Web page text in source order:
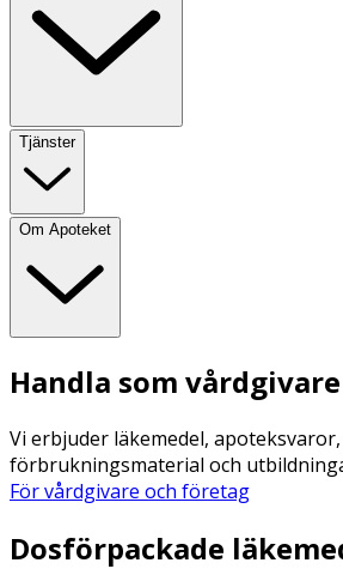
Tjänster
Om Apoteket
Handla som
Vi erbjuder läkemedel, apoteksvaror,
förbrukningsmaterial och
För vårdgivare och företag
Dosförpackade